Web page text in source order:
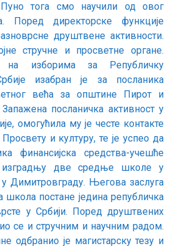
тога смо научили од овог
Поред директорске функције
друштвене активности.
стручне и просветне органе.
на изборима за Републичку
изабран је за посланика
већа за општине Пирот и
посланичка активност у
омогућила му је честе контакте
и културу, те је успео да
финансијска средства-учешће
изградњу две средње школе у
Димитровграду. Његова заслуга
школа постане једина републичка
у Србији. Поред друштвених
се и стручним и научним радом.
одбранио је магистарску тезу и